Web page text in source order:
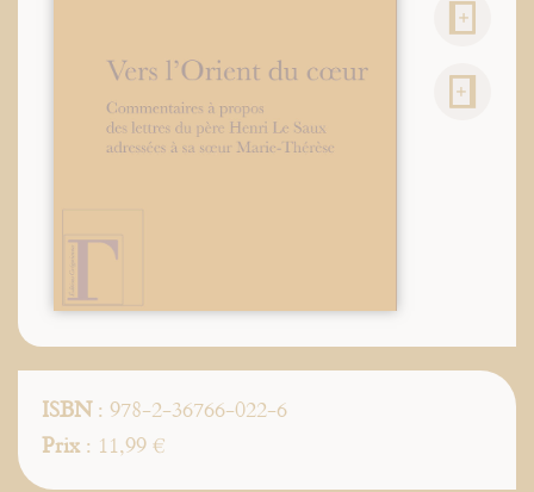
ISBN: 978-2-36766-022-6
Prix: 11,99 €